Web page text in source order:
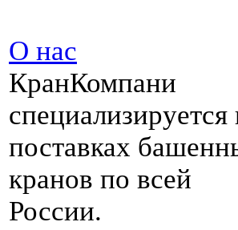
О нас
КранКомпани
специализируется
поставках
кранов по всей
России.